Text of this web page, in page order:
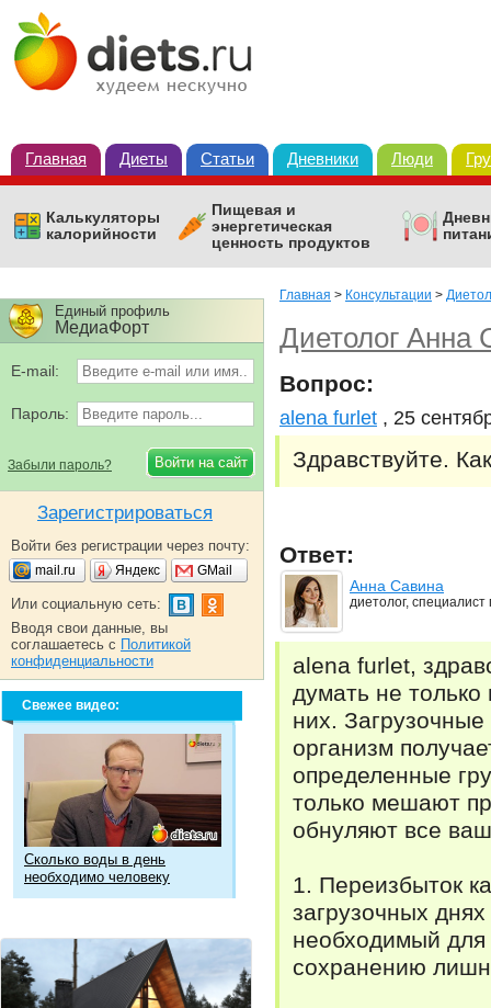
Главная Диеты Статьи Дневники Люди
Калькуляторы
калорийности
Пищевая и
энергетическая
ценность продуктов
Главная > Консультации >
Диетолог Анна
Вопрос:
alena furlet , 25
Здравствуйте.
Ответ:
Анна Савина
диетолог,
alena furlet,
думать не
них.
организм
определенные
только мешают
обнуляют все
1. Переизбыток
загрузочных
необходимый для
сохранению
Единый профиль
МедиаФорт
E-mail:
Пароль:
Забыли пароль?
Зарегистрироваться
Войти без регистрации через почту:
mail.ru Яндекс GMail
Или социальную сеть:
Вводя свои данные, вы
соглашаетесь с Политикой
конфиденциальности
Свежее видео:
Сколько воды в день
необходимо человеку